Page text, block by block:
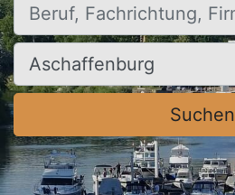
Ort, Stadt
Suchen